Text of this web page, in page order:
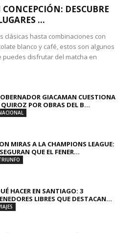
DESCUBRE
...
clásicas hasta combinaciones con
blanco y café, estos son algunos
puedes disfrutar del matcha en
GIACAMAN CUESTIONA
POR OBRAS DEL B...
MIRAS A LA CHAMPIONS LEAGUE:
QUE EL FENER...
HACER EN SANTIAGO: 3
LIBRES QUE DESTACAN...